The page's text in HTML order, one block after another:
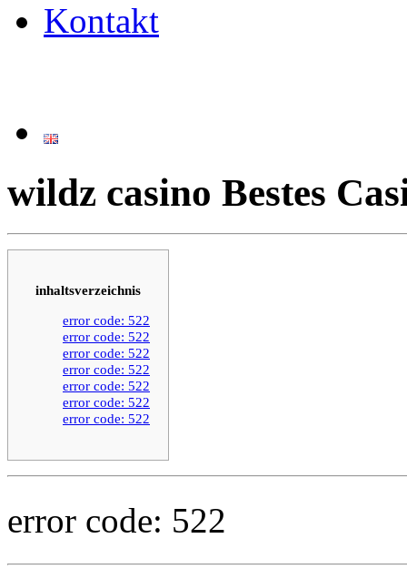
Kontakt
wildz casino Bestes
inhaltsverzeichnis
error code: 522
error code: 522
error code: 522
error code: 522
error code: 522
error code: 522
error code: 522
error code: 522